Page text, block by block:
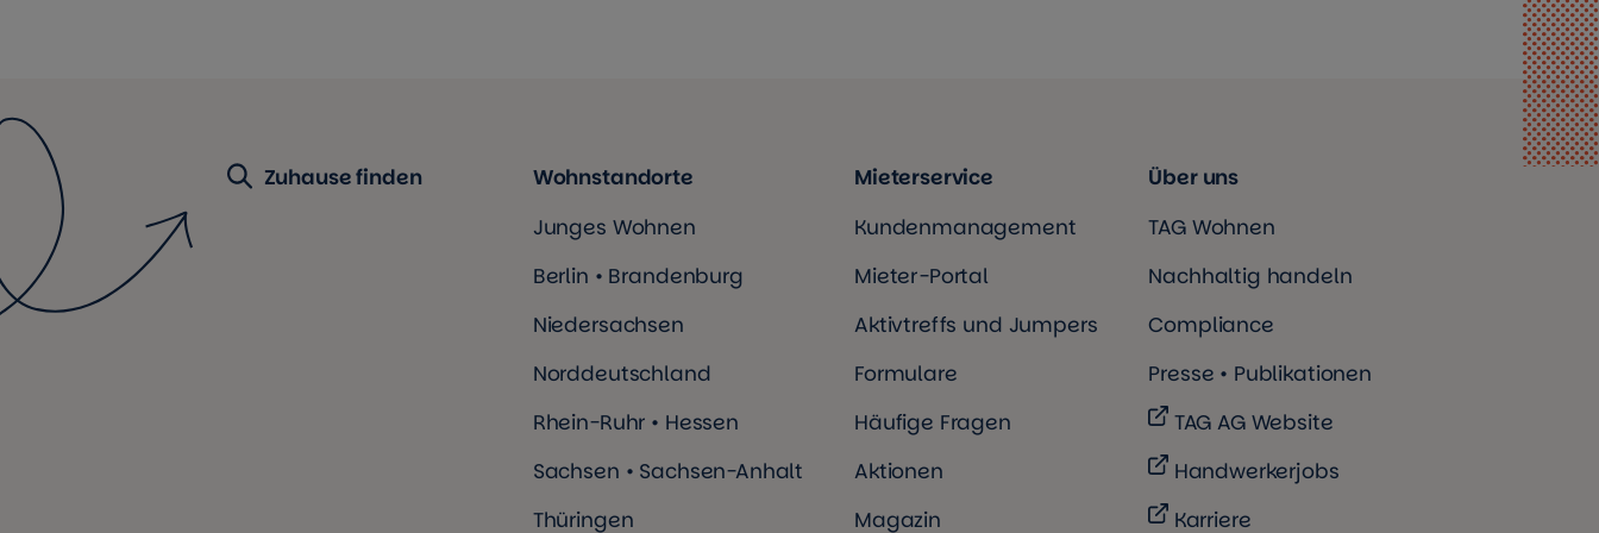
Zuhause finden
Wohnstandorte
Junges Wohnen
Berlin • Brandenburg
Niedersachsen
Norddeutschland
Rhein-Ruhr • Hessen
Sachsen • Sachsen-Anhalt
Thüringen
Mieterservice
Kundenmanagement
Mieter-Portal
Aktivtreffs und Jumpers
Formulare
Häufige Fragen
Aktionen
Magazin
Über uns
TAG Wohnen
Nachhaltig handeln
Compliance
Presse • Publikationen
TAG AG Website
Handwerkerjobs
Karriere